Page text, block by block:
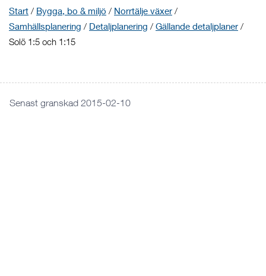
Start / Bygga, bo & miljö / Norrtälje växer /
Samhällsplanering / Detaljplanering / Gällande detaljplaner /
Solö 1:5 och 1:15
Senast granskad 2015-02-10